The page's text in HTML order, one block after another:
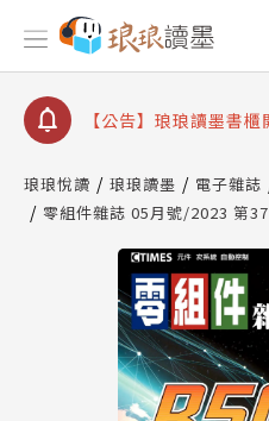
【公告】因 Readmoo
停部分閱讀服務
【公告】琅琅讀墨數
【公告】琅琅讀墨書
請圖文教學
【公告】琅琅書店服務
查詢
【公告】因 Readmoo
停部分閱讀服務
琅琅悅讀 琅琅讀墨 電子雜誌
零組件雜誌 05月號/2023 第